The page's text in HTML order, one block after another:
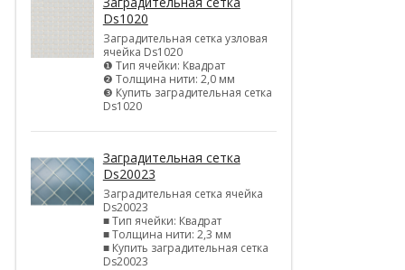
Ds1020
Заградительная сетка узловая
ячейка Ds1020
❶ Тип ячейки: Квадрат
❷ Толщина нити: 2,0 мм
❸ Купить заградительная сетка
Ds1020
Заградительная сетка
Ds20023
Заградительная сетка ячейка
Ds20023
■ Тип ячейки: Квадрат
■ Толщина нити: 2,3 мм
■ Купить заградительная сетка
Ds20023